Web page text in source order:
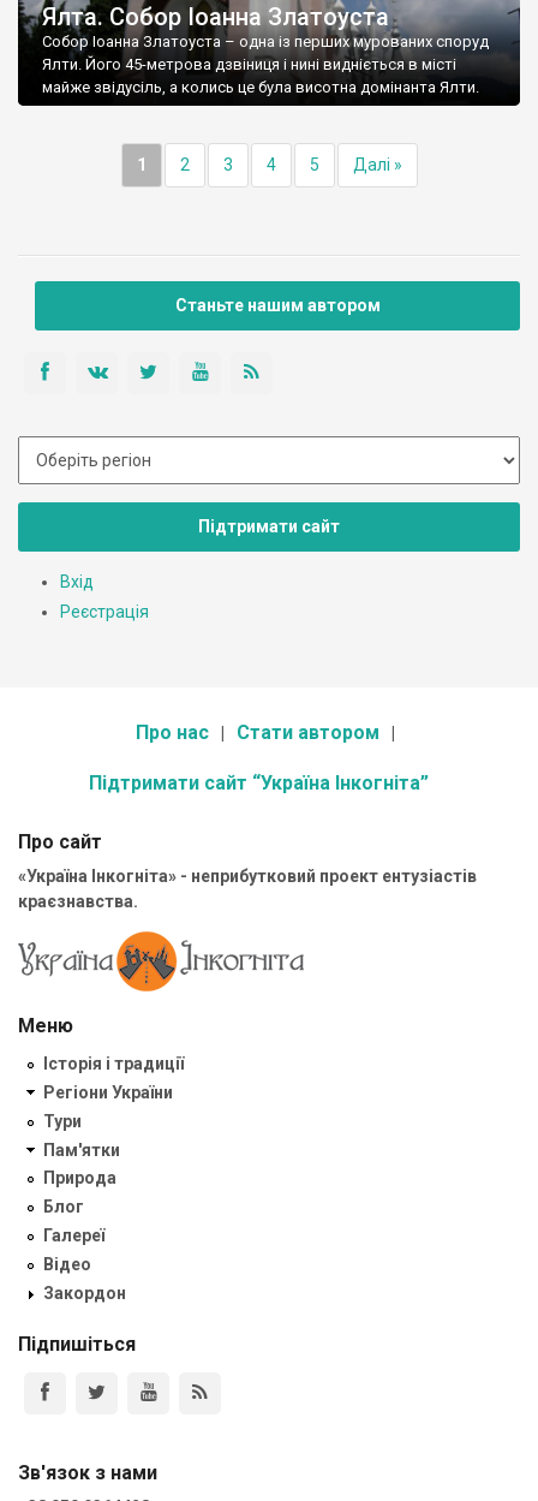
Ялта. Собор Іоанна Златоуста
Собор Іоанна Златоуста – одна із перших мурованих споруд
Ялти. Його 45-метрова дзвіниця і нині видніється в місті
майже звідусіль, а колись це була висотна домінанта Ялти.
1 2 3 4 5 Далі »
Станьте нашим автором
Підтримати сайт
Вхід
Реєстрація
Про нас Стати автором
Підтримати сайт “Україна Інкогніта”
Про сайт
«Україна Інкогніта» - неприбутковий проект ентузіастів
краєзнавства.
Меню
Історія і традиції
Регіони України
Тури
Пам'ятки
Природа
Блог
Галереї
Відео
Закордон
Підпишіться
Зв'язок з нами